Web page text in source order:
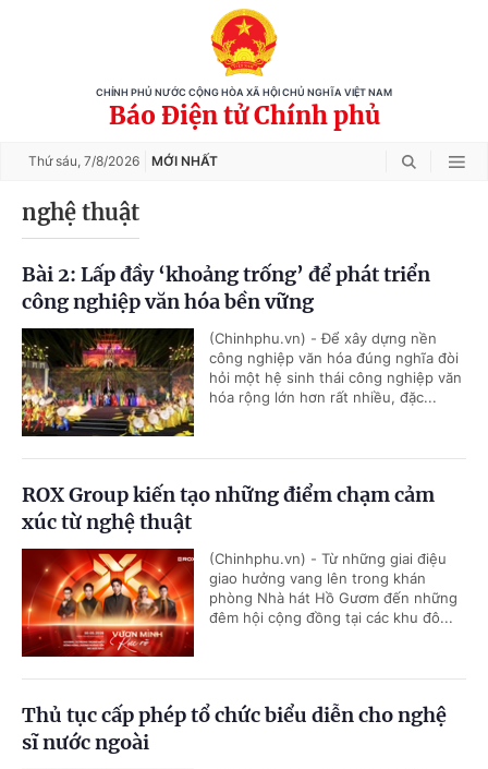
CHÍNH PHỦ NƯỚC CỘNG HÒA XÃ HỘI CHỦ NGHĨA VIỆT NAM
Báo Điện tử Chính phủ
Thứ sáu, 7/8/2026 MỚI NHẤT
nghệ thuật
Bài 2: Lấp đầy ‘khoảng trống’ để phát triển
công nghiệp văn hóa bền vững
(Chinhphu.vn) - Để xây dựng nền
công nghiệp văn hóa đúng nghĩa đòi
hỏi một hệ sinh thái công nghiệp văn
hóa rộng lớn hơn rất nhiều, đặc...
ROX Group kiến tạo những điểm chạm cảm
xúc từ nghệ thuật
(Chinhphu.vn) - Từ những giai điệu
giao hưởng vang lên trong khán
phòng Nhà hát Hồ Gươm đến những
đêm hội cộng đồng tại các khu đô...
Thủ tục cấp phép tổ chức biểu diễn cho nghệ
sĩ nước ngoài